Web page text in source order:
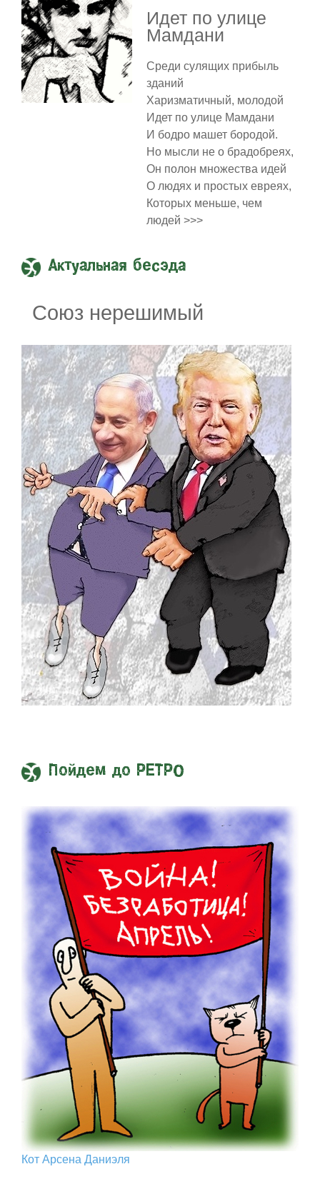
Идет по улице
Мамдани
Среди сулящих прибыль
зданий
Харизматичный, молодой
Идет по улице Мамдани
И бодро машет бородой.
Но мысли не о брадобреях,
Он полон множества идей
О людях и простых евреях,
Которых меньше, чем
людей >>>
Актуальная бесэда
Союз нерешимый
Пойдем до РЕТРО
Кот Арcена Даниэля